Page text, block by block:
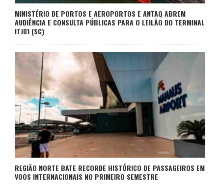
MINISTÉRIO DE PORTOS E AEROPORTOS E ANTAQ ABREM
AUDIÊNCIA E CONSULTA PÚBLICAS PARA O LEILÃO DO TERMINAL
ITJ01 (SC)
REGIÃO NORTE BATE RECORDE HISTÓRICO DE PASSAGEIROS EM
VOOS INTERNACIONAIS NO PRIMEIRO SEMESTRE